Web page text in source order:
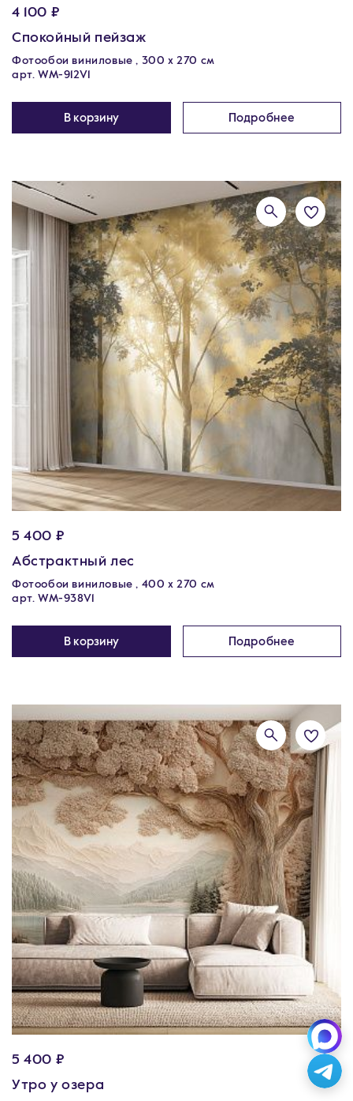
4 100 ₽
Спокойный пейзаж
Фотообои виниловые , 300 х 270 см
арт. WM-912V1
В корзину Подробнее
5 400 ₽
Абстрактный лес
Фотообои виниловые , 400 х 270 см
арт. WM-938V1
В корзину Подробнее
5 400 ₽
Утро у озера